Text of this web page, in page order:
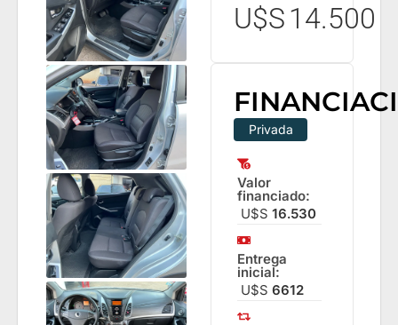
U$S14.500
Privada
Valor
financiado:
U$S 16.530
Entrega
inicial:
U$S 6612